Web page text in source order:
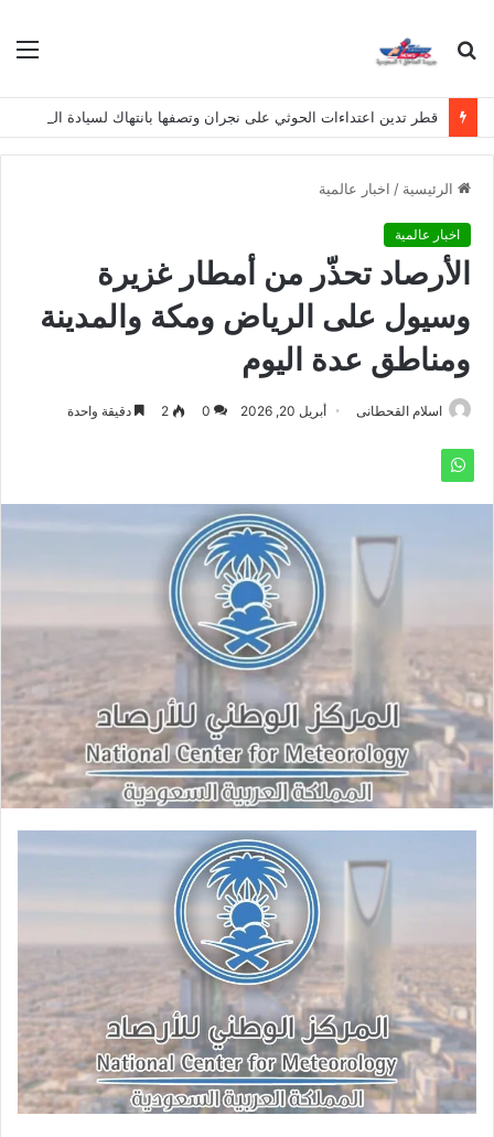
بحث
الرئيسية / اخبار عالمية
اخبار عالمية
الأرصاد تحذّر من أمطار غزيرة
وسيول على الرياض ومكة والمدينة
ومناطق عدة اليوم
اسلام القحطانى أبريل 20, 2026 0
2 دقيقة واحدة